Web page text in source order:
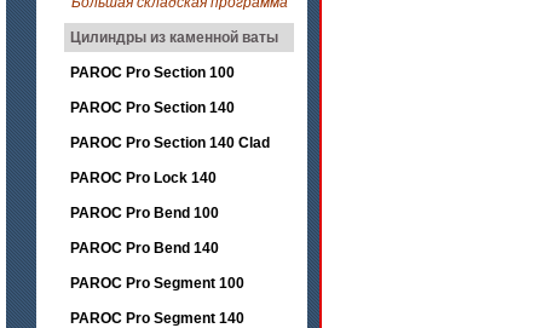
Цилиндры из каменной ваты
PAROC Pro Section 100
PAROC Pro Section 140
PAROC Pro Section 140 Clad
PAROC Pro Lock 140
PAROC Pro Bend 100
PAROC Pro Bend 140
PAROC Pro Segment 100
PAROC Pro Segment 140